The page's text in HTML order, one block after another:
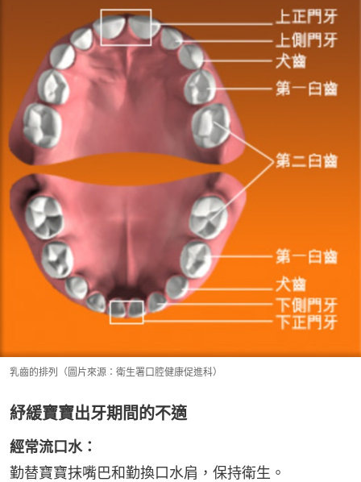
乳齒的排列（圖片來源：衛生署口腔健康促進科）
紓緩寶寶出牙期間的不適
經常流口水：
勤替寶寶抹嘴巴和勤換口水肩，保持衛生。